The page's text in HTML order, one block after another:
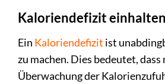
Kaloriendefizit einhalten
Ein Kaloriendefizit ist
zu machen. Dies bedeutet,
Überwachung der